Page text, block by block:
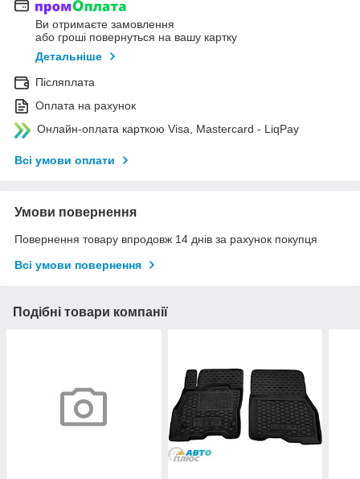
Ви отримаєте замовлення
або гроші повернуться на вашу картку
Детальніше
Післяплата
Оплата на рахунок
Онлайн-оплата карткою Visa, Mastercard - LiqPay
Всі умови оплати
Умови повернення
Повернення товару впродовж 14 днів за рахунок покупця
Всі умови повернення
Подібні товари компанії